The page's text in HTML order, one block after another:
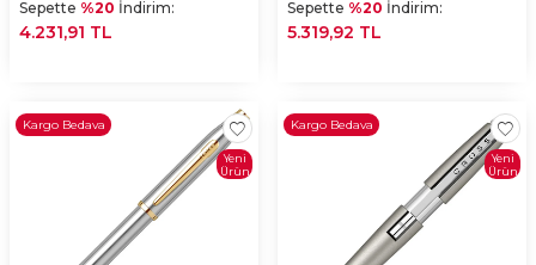
Sepette %20 İndirim:
4.231,91 TL
Sepette %20 İndirim:
5.319,92 TL
Kargo Bedava
Yeni
Ürün
Kargo Bedava
Yeni
Ürün